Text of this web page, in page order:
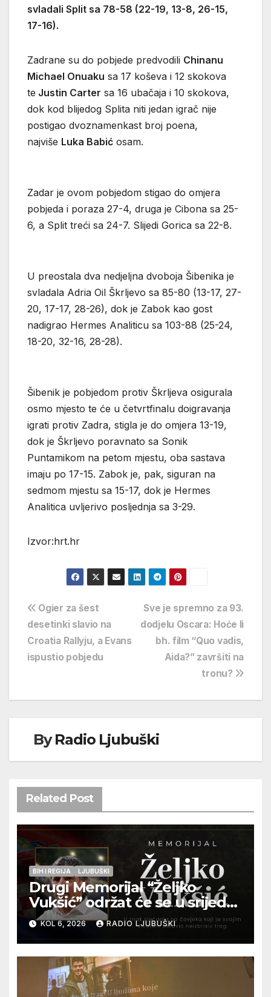
svladali Split sa 78-58 (22-19, 13-8, 26-15,
17-16).
Zadrane su do pobjede predvodili Chinanu
Michael Onuaku sa 17 koševa i 12 skokova
te Justin Carter sa 16 ubačaja i 10 skokova,
dok kod blijedog Splita niti jedan igrač nije
postigao dvoznamenkast broj poena,
najviše Luka Babić osam.
Zadar je ovom pobjedom stigao do omjera
pobjeda i poraza 27-4, druga je Cibona sa 25-
6, a Split treći sa 24-7. Slijedi Gorica sa 22-8.
U preostala dva nedjeljna dvoboja Šibenika je
svladala Adria Oil Škrljevo sa 85-80 (13-17, 27-
20, 17-17, 28-26), dok je Zabok kao gost
nadigrao Hermes Analiticu sa 103-88 (25-24,
18-20, 32-16, 28-28).
Šibenik je pobjedom protiv Škrljeva osigurala
osmo mjesto te će u četvrtfinalu doigravanja
igrati protiv Zadra, stigla je do omjera 13-19,
dok je Škrljevo poravnato sa Sonik
Puntamikom na petom mjestu, oba sastava
imaju po 17-15. Zabok je, pak, siguran na
sedmom mjestu sa 15-17, dok je Hermes
Analitica uvljerivo posljednja sa 3-29.
Izvor:hrt.hr
Navigacija
objava
Sve je spremno za 93.
dodjelu Oscara: Hoće li
bh. film “Quo vadis,
Aida?” završiti na
tronu?
Ogier za šest
desetinki slavio na
Croatia Rallyju, a Evans
ispustio pobjedu
ByRadio Ljubuški
Related Post
BIH I REGIJA LJUBUŠKI
Drugi Memorijal “Željko
Vukšić” održat će se u srijedu
12. kolovoza u Otoku
KOL 6, 2026 RADIO LJUBUŠKI